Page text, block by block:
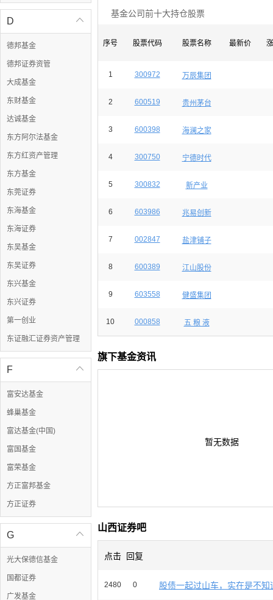

D
德邦基金
德邦证券资管
大成基金
东财基金
达诚基金
东方阿尔法基金
东方红资产管理
东方基金
东莞证券
东海基金
东海证券
东吴基金
东吴证券
东兴基金
东兴证券
第一创业
东证融汇证券资产管理

F
富安达基金
蜂巢基金
富达基金(中国)
富国基金
富荣基金
方正富邦基金
方正证券

G
光大保德信基金
国都证券
广发基金
基金公司前十大持仓股票
序号 股票代码 股票名称 最新价
1 300972 万辰集团
2 600519 贵州茅台
3 600398 海澜之家
4 300750 宁德时代
5 300832 新产业
6 603986 兆易创新
7 002847 盐津铺子
8 600389 江山股份
9 603558 健盛集团
10 000858 五 粮 液
旗下基金资讯
暂无数据
山西证券吧
点击 回复
2480 0 股债一起过山车，实在是不知